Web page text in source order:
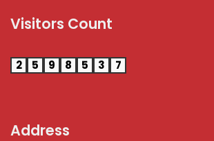
Visitors Count
2 5 9 8 5 3 7
Address